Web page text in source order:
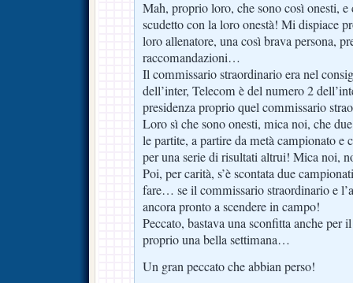
Mah, proprio loro, che sono così onesti, e
scudetto con la loro onestà! Mi dispiace
loro allenatore, una così brava persona,
raccomandazioni…
Il commissario straordinario era nel
dell’inter, Telecom è del numero 2
presidenza proprio quel commissario
Loro sì che sono onesti, mica noi, che
le partite, a partire da metà campionato e
per una serie di risultati altrui! Mica noi,
Poi, per carità, s’è scontata due
fare… se il commissario straordinario e
ancora pronto a scendere in campo!
Peccato, bastava una sconfitta anche per
proprio una bella settimana…
Un gran peccato che abbian perso!